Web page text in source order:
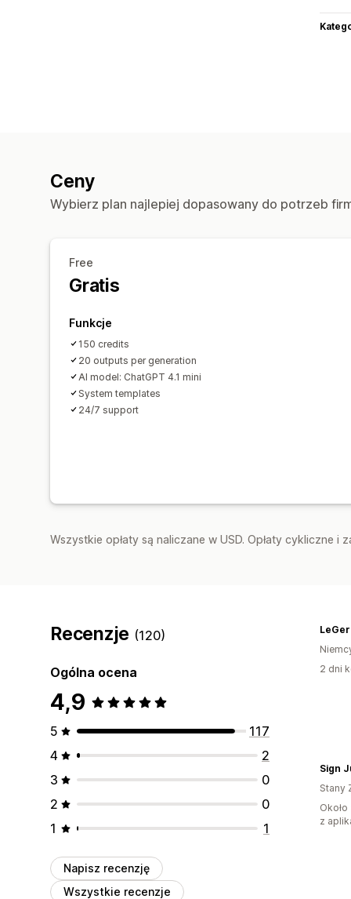
Ceny
Wybierz plan najlepiej dopasowany do potrzeb
Free
Gratis
Funkcje
150 credits
20 outputs per generation
AI model: ChatGPT 4.1 mini
System templates
24/7 support
Wszystkie opłaty są naliczane w USD. Opłaty cykliczne
Recenzje (120)
Ogólna ocena
4,9
5
117
4
2
3
0
2
0
1
1
Napisz recenzję
Wszystkie recenzje
2 dni
Sign
Stany
z